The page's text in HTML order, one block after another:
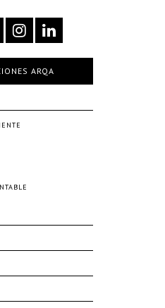
ARQA